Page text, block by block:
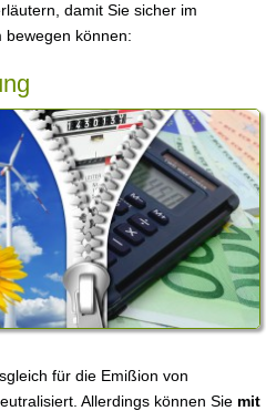
damit Sie sicher im
bewegen können:
für die Emißion von
Allerdings können Sie mit